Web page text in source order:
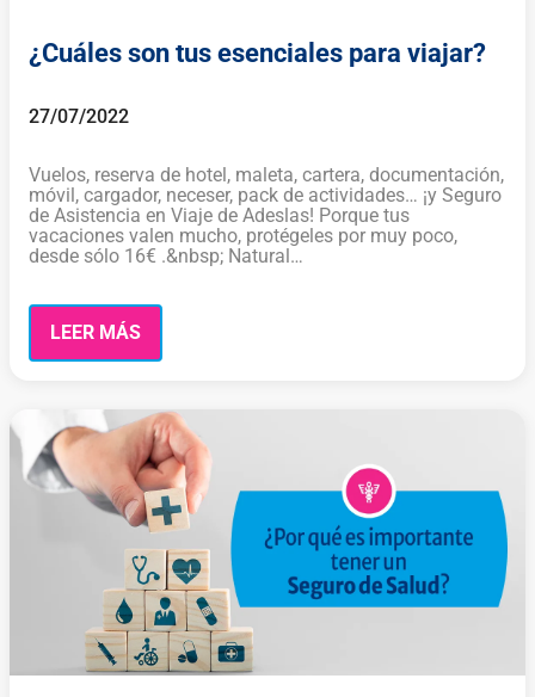
¿Cuáles son tus esenciales para viajar?
27/07/2022
Vuelos, reserva de hotel, maleta, cartera, documentación,
móvil, cargador, neceser, pack de actividades… ¡y Seguro
de Asistencia en Viaje de Adeslas! Porque tus
vacaciones valen mucho, protégeles por muy poco,
desde sólo 16€ .&nbsp; Natural…
LEER MÁS